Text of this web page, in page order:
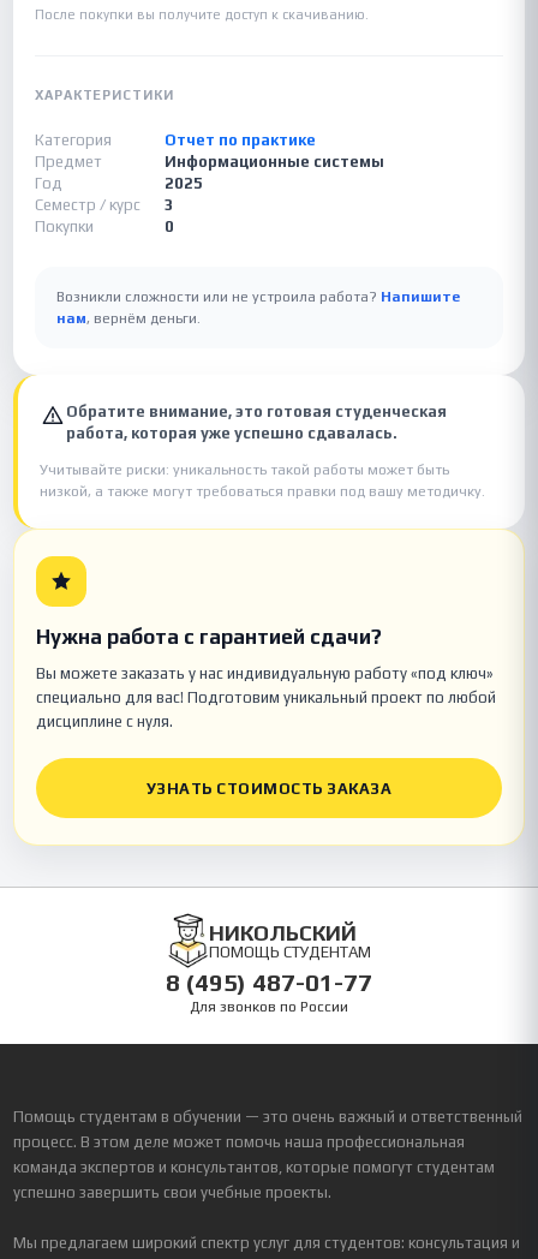
После покупки вы получите доступ к скачиванию.
ХАРАКТЕРИСТИКИ
Категория
Отчет по практике
Предмет
Информационные системы
Год
2025
Семестр / курс
3
Покупки
0
Возникли сложности или не устроила работа? Напишите
нам, вернём деньги.
Обратите внимание, это готовая студенческая
работа, которая уже успешно сдавалась.
Учитывайте риски: уникальность такой работы может быть
низкой, а также могут требоваться правки под вашу методичку.
Нужна работа с гарантией сдачи?
Вы можете заказать у нас индивидуальную работу «под ключ»
специально для вас! Подготовим уникальный проект по любой
дисциплине с нуля.
УЗНАТЬ СТОИМОСТЬ ЗАКАЗА
НИКОЛЬСКИЙ
ПОМОЩЬ СТУДЕНТАМ
8 (495) 487-01-77
Для звонков по России
Помощь студентам в обучении — это очень важный и ответственный
процесс. В этом деле может помочь наша профессиональная
команда экспертов и консультантов, которые помогут студентам
успешно завершить свои учебные проекты.
Мы предлагаем широкий спектр услуг для студентов: консультация и